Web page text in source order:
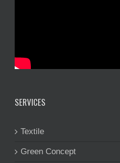
SERVICES
Textile
Green Concept